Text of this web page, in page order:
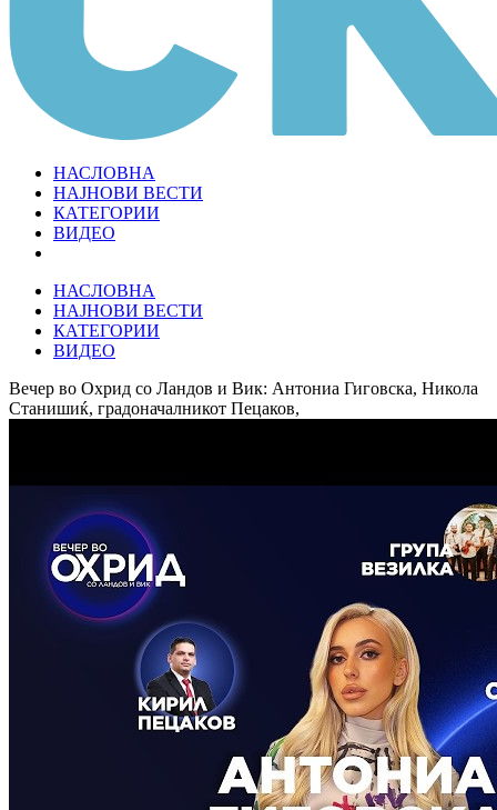
НАСЛОВНА
НАЈНОВИ ВЕСТИ
КАТЕГОРИИ
ВИДЕО
НАСЛОВНА
НАЈНОВИ ВЕСТИ
КАТЕГОРИИ
ВИДЕО
Вечер во Охрид со Ландов и Вик: Антониа Гиговска, Никола
Станишиќ, градоначалникот Пецаков,